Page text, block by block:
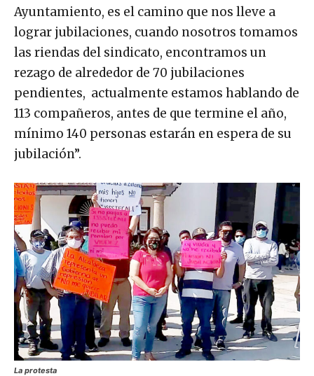
Ayuntamiento, es el camino que nos lleve a
lograr jubilaciones, cuando nosotros tomamos
las riendas del sindicato, encontramos un
rezago de alrededor de 70 jubilaciones
pendientes, actualmente estamos hablando de
113 compañeros, antes de que termine el año,
mínimo 140 personas estarán en espera de su
jubilación”.
La protesta